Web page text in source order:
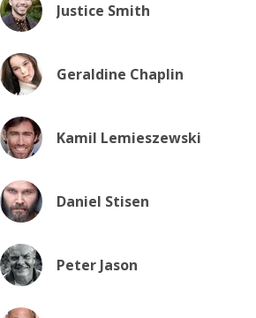
Justice Smith
Geraldine Chaplin
Kamil Lemieszewski
Daniel Stisen
Peter Jason